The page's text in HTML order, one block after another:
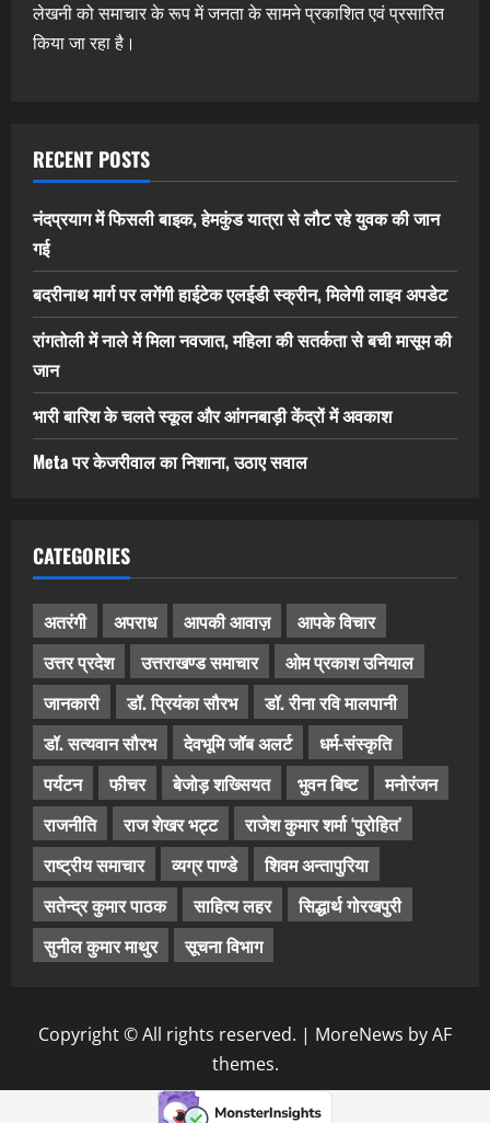
लेखनी को समाचार के रूप में जनता के सामने प्रकाशित एवं प्रसारित
किया जा रहा है।
RECENT POSTS
नंदप्रयाग में फिसली बाइक, हेमकुंड यात्रा से लौट रहे युवक की जान
गई
बदरीनाथ मार्ग पर लगेंगी हाईटेक एलईडी स्क्रीन, मिलेगी लाइव अपडेट
रांगतोली में नाले में मिला नवजात, महिला की सतर्कता से बची मासूम की
जान
भारी बारिश के चलते स्कूल और आंगनबाड़ी केंद्रों में अवकाश
Meta पर केजरीवाल का निशाना, उठाए सवाल
CATEGORIES
अतरंगी अपराध आपकी आवाज़
आपके विचार
उत्तर प्रदेश
उत्तराखण्ड समाचार
ओम प्रकाश उनियाल
जानकारी
डॉ. प्रियंका सौरभ
डॉ. रीना रवि मालपानी
डॉ. सत्यवान सौरभ
देवभूमि जॉब अलर्ट
धर्म-संस्कृति
पर्यटन
फीचर बेजोड़ शख्सियत भुवन बिष्ट
मनोरंजन
राजनीति
राज शेखर भट्ट
राजेश कुमार शर्मा ‘पुरोहित’
राष्ट्रीय समाचार
व्यग्र पाण्डे
शिवम अन्तापुरिया
सतेन्द्र कुमार पाठक
साहित्य लहर
सिद्धार्थ गोरखपुरी
सुनील कुमार माथुर
सूचना विभाग
Copyright © All rights reserved. | MoreNews by AF
themes.